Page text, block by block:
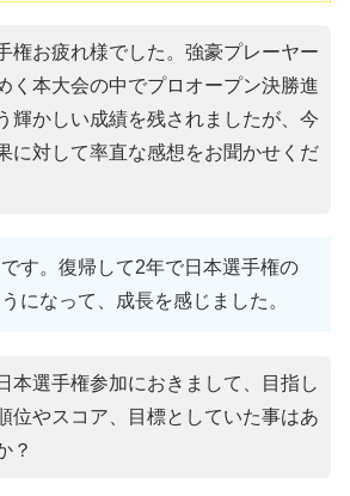
権お疲れ様でした。強豪プレーヤー
く本大会の中でプロオープン決勝進
輝かしい成績を残されましたが、今
に対して率直な感想をお聞かせくだ
す。復帰して2年で日本選手権の
になって、成長を感じました。
本選手権参加におきまして、目指し
位やスコア、目標としていた事はあ
？